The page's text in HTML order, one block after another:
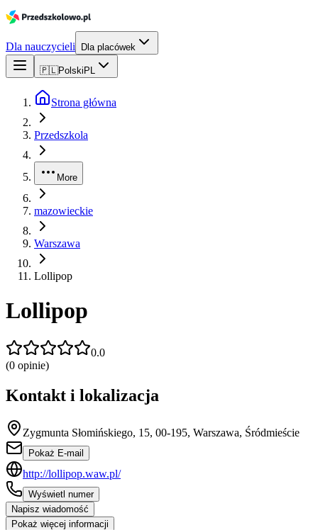
Dla nauczycieli Dla placówek
🇵🇱Polski PL
Strona główna
Przedszkola
More
mazowieckie
Warszawa
Lollipop
Lollipop
0.0
(0 opinie)
Kontakt i lokalizacja
Zygmunta Słomińskiego, 15, 00-195, Warszawa, Śródmieście
Pokaż E-mail
http://lollipop.waw.pl/
Wyświetl numer
Napisz wiadomość
Pokaż więcej informacji